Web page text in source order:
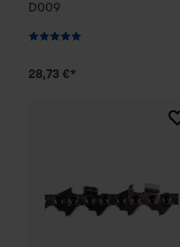
D009
28,73 €*